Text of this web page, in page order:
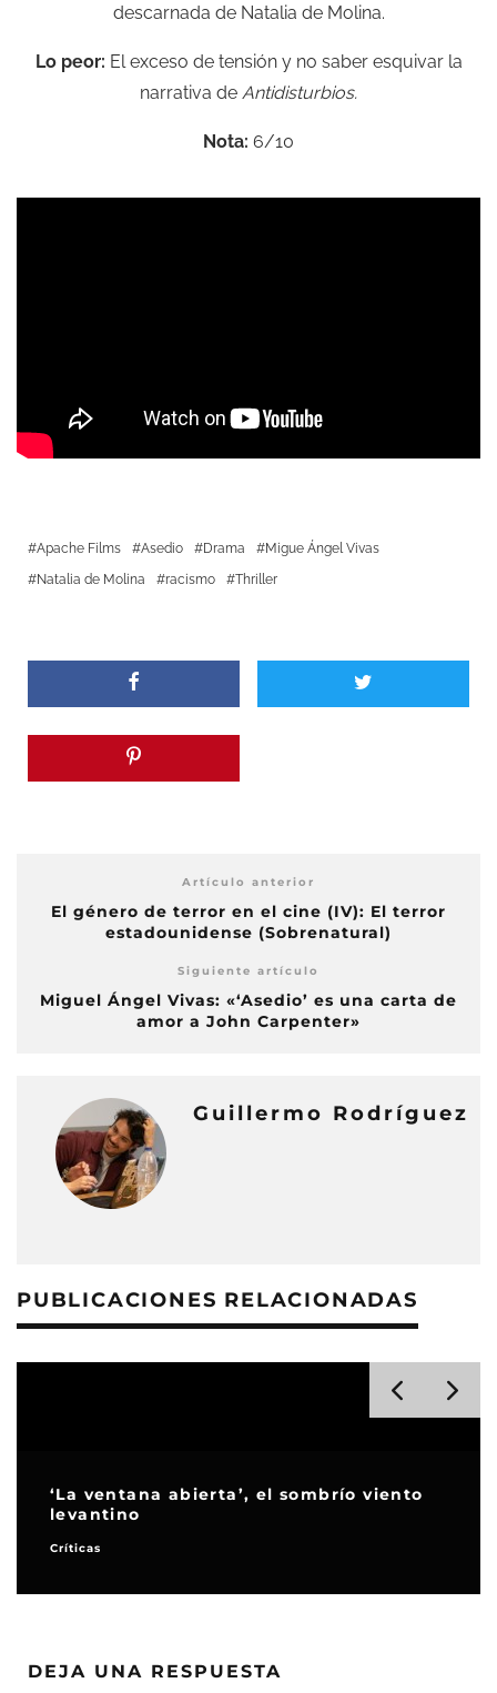
descarnada de Natalia de Molina.
Lo peor: El exceso de tensión y no saber esquivar la
narrativa de Antidisturbios.
Nota: 6/10
Apache Films Asedio Drama
Migue Ángel Vivas
Natalia de Molina
racismo Thriller
Artículo anterior
El género de terror en el cine (IV): El terror
estadounidense (Sobrenatural)
Siguiente artículo
Miguel Ángel Vivas: «‘Asedio’ es una carta de
amor a John Carpenter»
Guillermo Rodríguez
PUBLICACIONES RELACIONADAS
‘La ventana abierta’, el sombrío viento
levantino
Críticas
DEJA UNA RESPUESTA